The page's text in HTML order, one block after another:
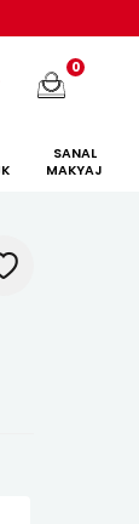
0
SANAL
MAKYAJ